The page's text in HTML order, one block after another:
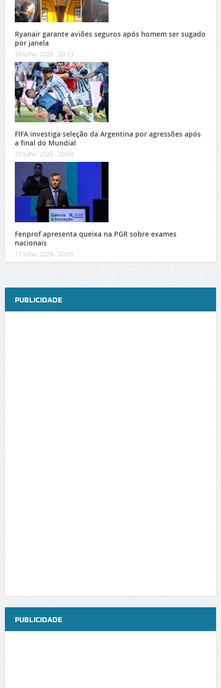
Ryanair garante aviões seguros após homem ser sugado
por janela
20 Julho, 2026 - 20:13
FIFA investiga seleção da Argentina por agressões após
a final do Mundial
20 Julho, 2026 - 20:09
Fenprof apresenta queixa na PGR sobre exames
nacionais
17 Julho, 2026 - 20:05
PUBLICIDADE
PUBLICIDADE